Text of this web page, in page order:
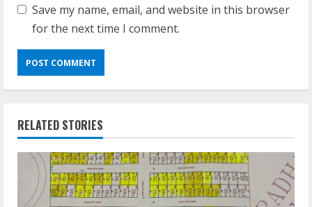
Save my name, email, and website in this browser
for the next time I comment.
RELATED STORIES